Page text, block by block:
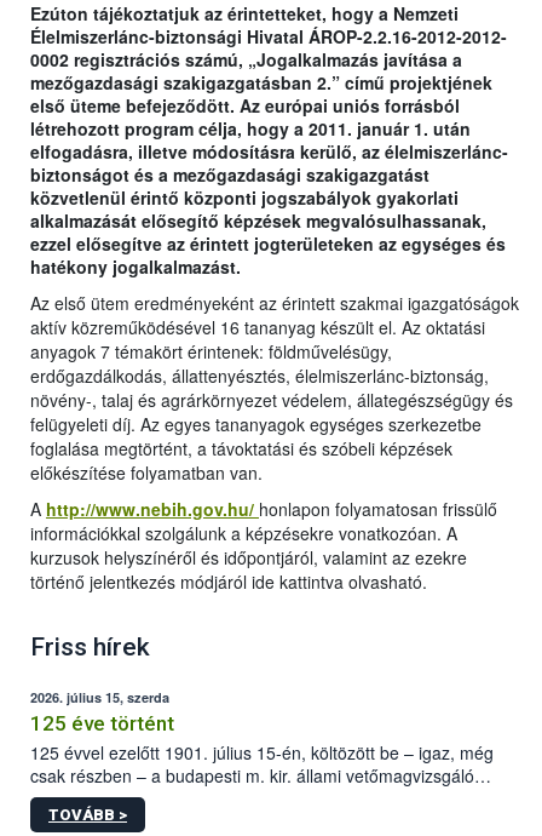
Ezúton tájékoztatjuk az érintetteket, hogy a Nemzeti
Élelmiszerlánc-biztonsági Hivatal ÁROP-2.2.16-2012-2012-
0002 regisztrációs számú, „Jogalkalmazás javítása a
mezőgazdasági szakigazgatásban 2.” című projektjének
első üteme befejeződött. Az európai uniós forrásból
létrehozott program célja, hogy a 2011. január 1. után
elfogadásra, illetve módosításra kerülő, az élelmiszerlánc-
biztonságot és a mezőgazdasági szakigazgatást
közvetlenül érintő központi jogszabályok gyakorlati
alkalmazását elősegítő képzések megvalósulhassanak,
ezzel elősegítve az érintett jogterületeken az egységes és
hatékony jogalkalmazást.
Az első ütem eredményeként az érintett szakmai igazgatóságok
aktív közreműködésével 16 tananyag készült el. Az oktatási
anyagok 7 témakört érintenek: földművelésügy,
erdőgazdálkodás, állattenyésztés, élelmiszerlánc-biztonság,
növény-, talaj és agrárkörnyezet védelem, állategészségügy és
felügyeleti díj. Az egyes tananyagok egységes szerkezetbe
foglalása megtörtént, a távoktatási és szóbeli képzések
előkészítése folyamatban van.
A http://www.nebih.gov.hu/ honlapon folyamatosan frissülő
információkkal szolgálunk a képzésekre vonatkozóan. A
kurzusok helyszínéről és időpontjáról, valamint az ezekre
történő jelentkezés módjáról ide kattintva olvasható.
Friss hírek
2026. július 15, szerda
125 éve történt
125 évvel ezelőtt 1901. július 15-én, költözött be – igaz, még
csak részben – a budapesti m. kir. állami vetőmagvizsgáló
állomás a Kis Rókus utca 15. szám alatti, Czigler Győző által
tervezett új épületébe.
TOVÁBB >